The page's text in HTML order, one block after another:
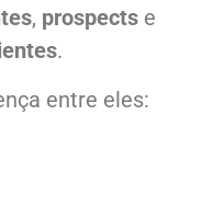
, prospects e
.
entre eles: